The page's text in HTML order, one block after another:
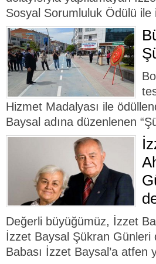
Sosyal Sorumluluk Ödülü
Hizmet Madalyası ile
Baysal adına düzenlenen
Değerli büyüğümüz, İzzet
İzzet Baysal Şükran Günleri
Babası İzzet Baysal’a atfen